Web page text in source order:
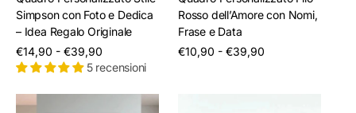
Simpson con Foto e Dedica
– Idea Regalo Originale
€14,90 - €39,90
/
per
5 recensioni
Rosso dell’Amore con Nomi,
Frase e Data
€10,90 - €39,90
/